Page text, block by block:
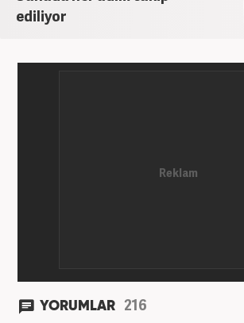
ediliyor
YORUMLAR 216